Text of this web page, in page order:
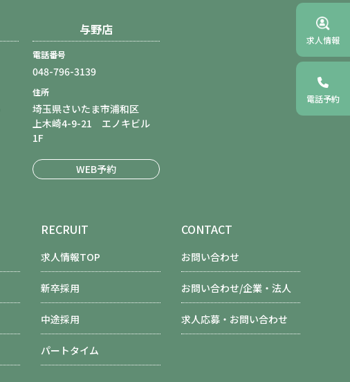
求人情報
電話予約
与野店
電話番号
048-796-3139
住所
埼玉県さいたま市浦和区
上木崎4-9-21 エノキビル
1F
WEB予約
RECRUIT
求人情報TOP
新卒採用
中途採用
パートタイム
CONTACT
お問い合わせ
お問い合わせ/企業・法人
求人応募・お問い合わせ